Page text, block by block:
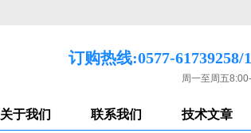
订购热线:0577-61739258/
周一至周五
关于我们 联系我们 技术文章